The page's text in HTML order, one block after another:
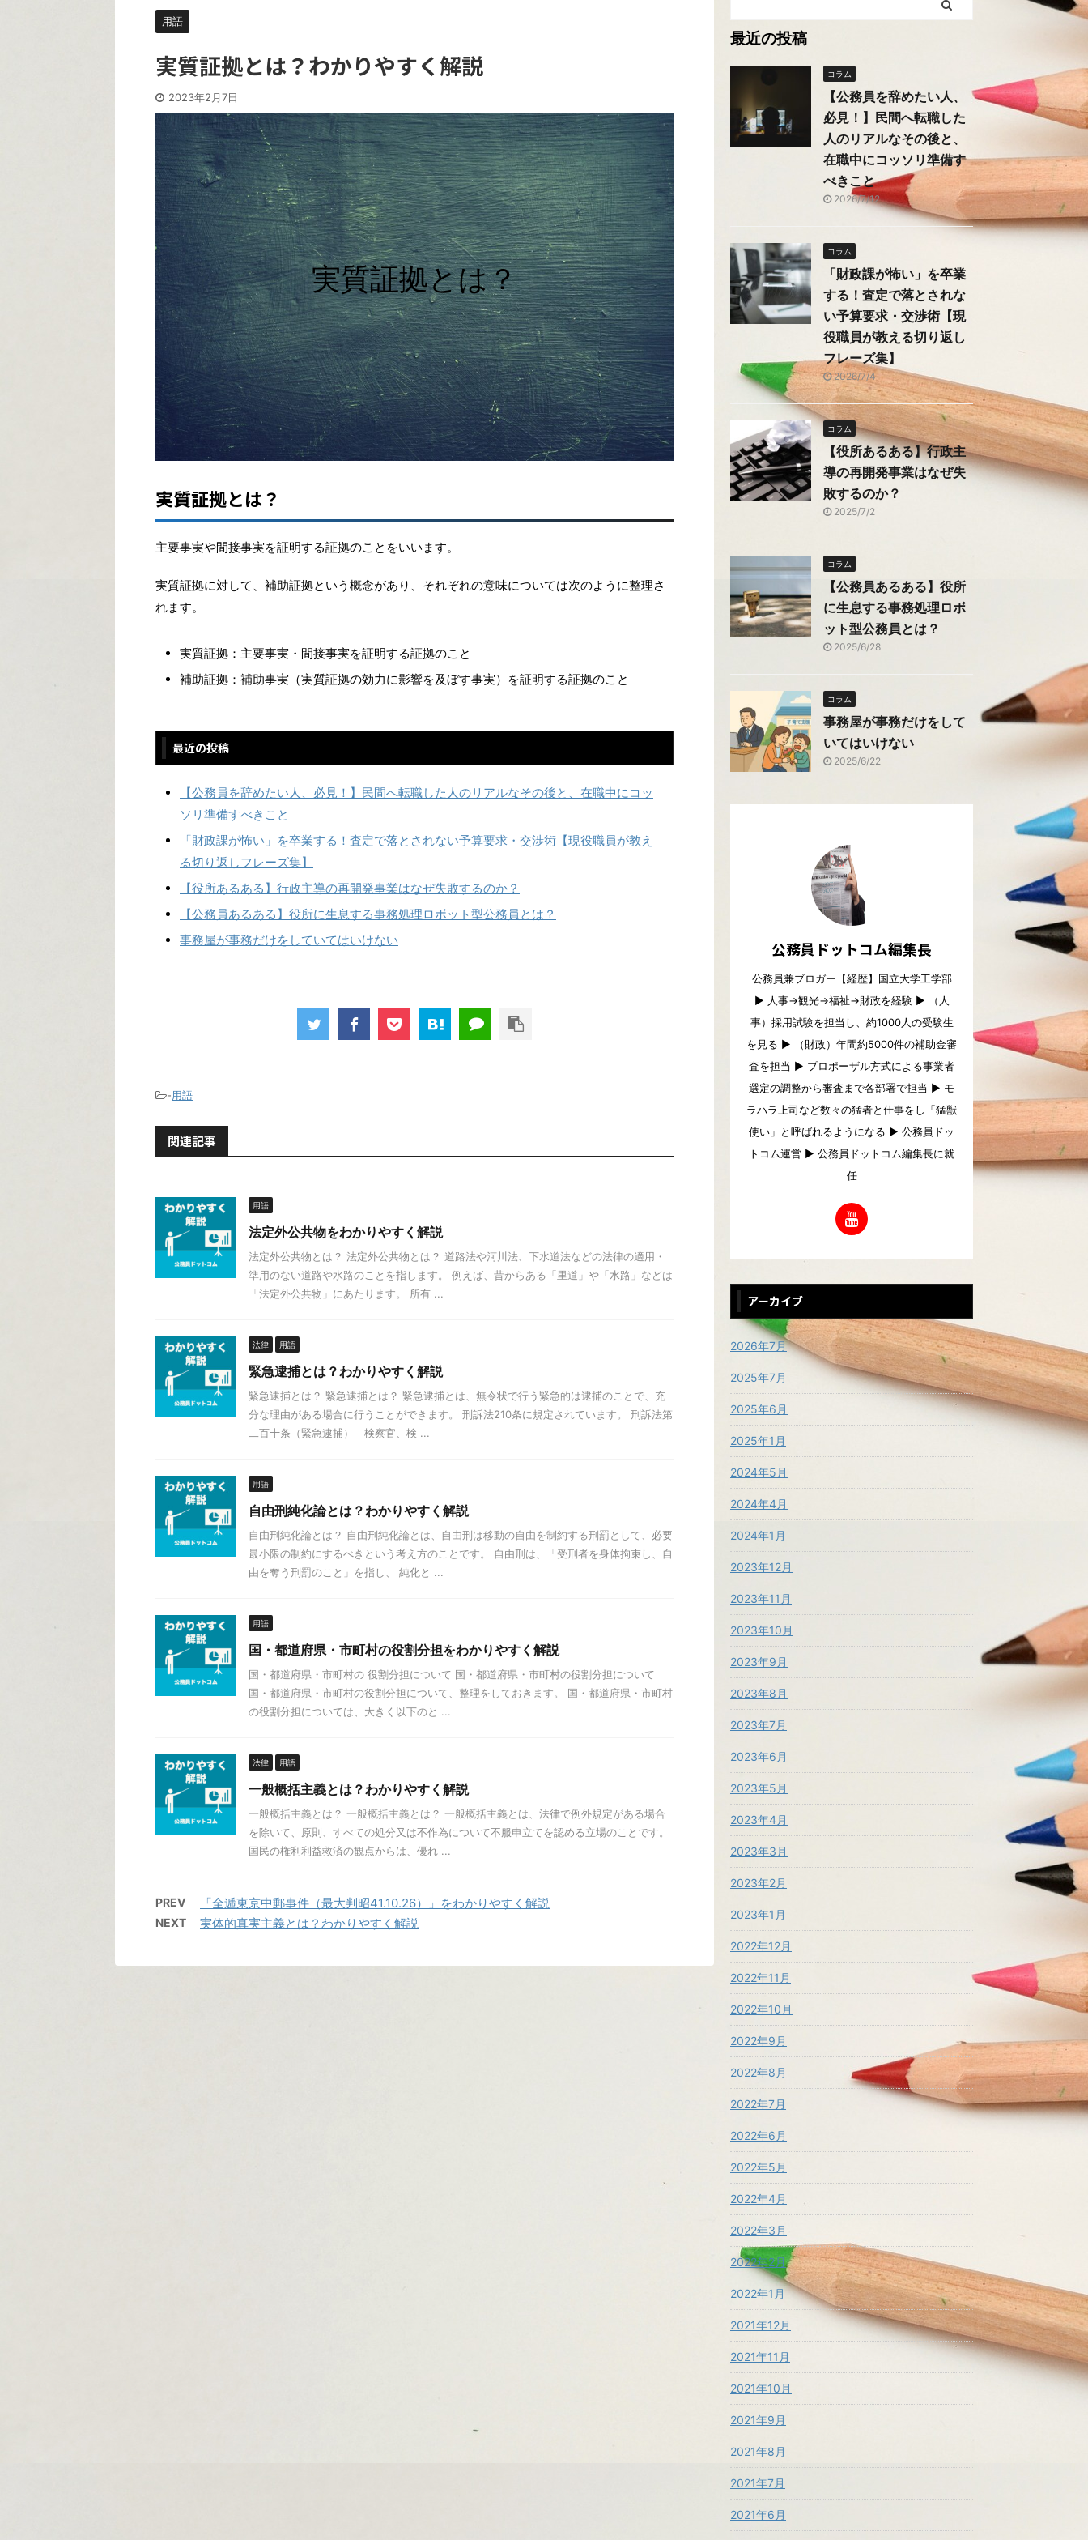
用語
実質証拠とは？わかりやすく解説
2023年2月7日
実質証拠とは？
実質証拠とは？
主要事実や間接事実を証明する証拠のことをいいます。
実質証拠に対して、補助証拠という概念があり、それぞれの意味については次のように整理さ
れます。
実質証拠：主要事実・間接事実を証明する証拠のこと
補助証拠：補助事実（実質証拠の効力に影響を及ぼす事実）を証明する証拠のこと
最近の投稿
【公務員を辞めたい人、必見！】民間へ転職した人のリアルなその後と、在職中にコッ
ソリ準備すべきこと
「財政課が怖い」を卒業する！査定で落とされない予算要求・交渉術【現役職員が教え
る切り返しフレーズ集】
【役所あるある】行政主導の再開発事業はなぜ失敗するのか？
【公務員あるある】役所に生息する事務処理ロボット型公務員とは？
事務屋が事務だけをしていてはいけない
-用語
関連記事
用語
法定外公共物をわかりやすく解説
法定外公共物とは？ 法定外公共物とは？ 道路法や河川法、下水道法などの法律の適用・
準用のない道路や水路のことを指します。 例えば、昔からある「里道」や「水路」などは
「法定外公共物」にあたります。 所有 ...
法律 用語
緊急逮捕とは？わかりやすく解説
緊急逮捕とは？ 緊急逮捕とは？ 緊急逮捕とは、無令状で行う緊急的は逮捕のことで、充
分な理由がある場合に行うことができます。 刑訴法210条に規定されています。 刑訴法第
二百十条（緊急逮捕） 検察官、検 ...
用語
自由刑純化論とは？わかりやすく解説
自由刑純化論とは？ 自由刑純化論とは、自由刑は移動の自由を制約する刑罰として、必要
最小限の制約にするべきという考え方のことです。 自由刑は、「受刑者を身体拘束し、自
由を奪う刑罰のこと」を指し、 純化と ...
用語
国・都道府県・市町村の役割分担をわかりやすく解説
国・都道府県・市町村の 役割分担について 国・都道府県・市町村の役割分担について
国・都道府県・市町村の役割分担について、整理をしておきます。 国・都道府県・市町村
の役割分担については、大きく以下のと ...
法律 用語
一般概括主義とは？わかりやすく解説
一般概括主義とは？ 一般概括主義とは？ 一般概括主義とは、法律で例外規定がある場合
を除いて、原則、すべての処分又は不作為について不服申立てを認める立場のことです。
国民の権利利益救済の観点からは、優れ ...
PREV 「全逓東京中郵事件（最大判昭41.10.26）」をわかりやすく解説
NEXT 実体的真実主義とは？わかりやすく解説
最近の投稿
コラム
【公務員を辞めたい人、
必見！】民間へ転職した
人のリアルなその後と、
在職中にコッソリ準備す
べきこと
2026/7/12
コラム
「財政課が怖い」を卒業
する！査定で落とされな
い予算要求・交渉術【現
役職員が教える切り返し
フレーズ集】
2026/7/4
コラム
【役所あるある】行政主
導の再開発事業はなぜ失
敗するのか？
2025/7/2
コラム
【公務員あるある】役所
に生息する事務処理ロボ
ット型公務員とは？
2025/6/28
コラム
事務屋が事務だけをして
いてはいけない
2025/6/22
公務員ドットコム編集長
公務員兼ブロガー【経歴】国立大学工学部
▶︎ 人事→観光→福祉→財政を経験 ▶︎ （人
事）採用試験を担当し、約1000人の受験生
を見る ▶︎ （財政）年間約5000件の補助金審
査を担当 ▶︎ プロポーザル方式による事業者
選定の調整から審査まで各部署で担当 ▶︎ モ
ラハラ上司など数々の猛者と仕事をし「猛獣
使い」と呼ばれるようになる ▶︎ 公務員ドッ
トコム運営 ▶︎ 公務員ドットコム編集長に就
任
アーカイブ
2026年7月
2025年7月
2025年6月
2025年1月
2024年5月
2024年4月
2024年1月
2023年12月
2023年11月
2023年10月
2023年9月
2023年8月
2023年7月
2023年6月
2023年5月
2023年4月
2023年3月
2023年2月
2023年1月
2022年12月
2022年11月
2022年10月
2022年9月
2022年8月
2022年7月
2022年6月
2022年5月
2022年4月
2022年3月
2022年2月
2022年1月
2021年12月
2021年11月
2021年10月
2021年9月
2021年8月
2021年7月
2021年6月